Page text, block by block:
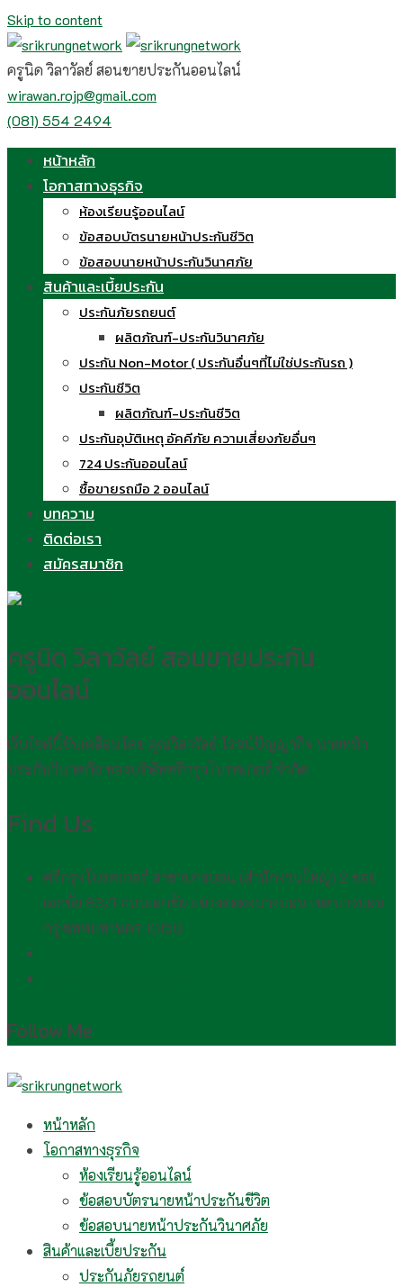
Skip to content
ครูนิด วิลาวัลย์ สอนขายประกันออนไลน์
wirawan.rojp@gmail.com
(081) 554 2494
หน้าหลัก
โอกาสทางธุรกิจ
ห้องเรียนรู้ออนไลน์
ข้อสอบบัตรนายหน้าประกันชีวิต
ข้อสอบนายหน้าประกันวินาศภัย
สินค้าและเบี้ยประกัน
ประกันภัยรถยนต์
ผลิตภัณฑ์-ประกันวินาศภัย
ประกัน Non-Motor ( ประกันอื่นๆที่ไม่ใช่ประกันรถ )
ประกันชีวิต
ผลิตภัณฑ์-ประกันชีวิต
ประกันอุบัติเหตุ อัคคีภัย ความเสี่ยงภัยอื่นๆ
724 ประกันออนไลน์
ซื้อขายรถมือ 2 ออนไลน์
บทความ
ติดต่อเรา
สมัครสมาชิก
ครูนิด วิลาวัลย์ สอนขายประกัน
ออนไลน์
เว็บไซต์นี้ขับเคลื่อนโดย คุณวิลาวัลย์ โรจน์ปัญญากิจ นายหน้า
ประกันวินาศภัย ของบริษัทศรีกรุงโบรคเกอร์ จำกัด
Find Us
ศรีกรุงโบรคเกอร์ สาขาบางบอน (สำนักงานใหญ่) 2 ซอย
เอกชัย 83/1 ถนนเอกชัย แขวงคลองบางบอน เขตบางบอน
กรุงเทพมหานคร 10150
Follow Me
หน้าหลัก
โอกาสทางธุรกิจ
ห้องเรียนรู้ออนไลน์
ข้อสอบบัตรนายหน้าประกันชีวิต
ข้อสอบนายหน้าประกันวินาศภัย
สินค้าและเบี้ยประกัน
ประกันภัยรถยนต์